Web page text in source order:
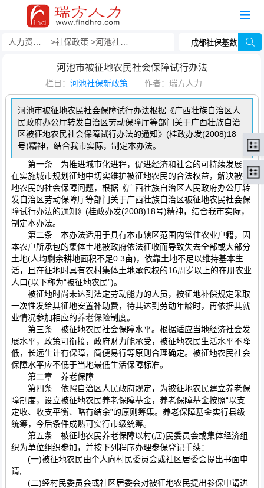
社保政策 河池社保新政策
河池市被征地农民社会保障试行办法
栏目： 河池社保新政策 作者：瑞方人力
河池市被征地农民社会保障试行办法根据《广西壮族自治区人
民政府办公厅转发自治区劳动保障厅等部门关于广西壮族自治
区被征地农民社会保障试行办法的通知》(桂政办发(2008)18
号)精神，结合我市实际，制定本办法。
第一条 为推进城市化进程，促进经济和社会的可持续发展，
在实施城市规划征地中切实维护被征地农民的合法权益，解决被征
地农民的社会保障问题，根据《广西壮族自治区人民政府办公厅转
发自治区劳动保障厅等部门关于广西壮族自治区被征地农民社会保
障试行办法的通知》(桂政办发(2008)18号)精神，结合我市实际，
制定本办法。
第二条 本办法适用于具有本市辖区范围内常住农业户籍，因
本农户所承包的集体土地被政府依法征收而导致失去全部或大部分
土地(人均剩余耕地面积不足0.3亩)，依靠土地不足以维持基本生
活，且在征地时具有农村集体土地承包权的16周岁以上的在册农业
人口(以下称为“被征地农民”)。
被征地时尚未达到法定劳动能力的人员，按征地补偿规定采取
一次性发给其征地安置补助费，待其达到劳动年龄时，再依据其就
业情况参加相应的养老保险制度。
第三条 被征地农民社会保障水平。根据适应当地经济社会发
展水平，政策可衔接，政府财力能承受，被征地农民生活水平不降
低，长远生计有保障，简便易行等原则合理确定。被征地农民社会
保障水平应不低于当地最低生活保障标准。
第二章 养老保障
第四条 依照自治区人民政府规定，为被征地农民建立养老保
障制度，设立被征地农民养老保障基金，养老保障基金按照“以支
定收、收支平衡、略有结余”的原则筹集。养老保障基金实行县级
统筹，今后条件成熟可实行市级统筹。
第五条 被征地农民养老保障以村(居)民委员会或集体经济组
织为单位组织参加，并按下列程序办理参保登记手续：
(一)被征地农民由个人向村民委员会或社区居委会提出书面申
请;
(二)经村民委员会或社区居委会对被征地农民提出参保申请进